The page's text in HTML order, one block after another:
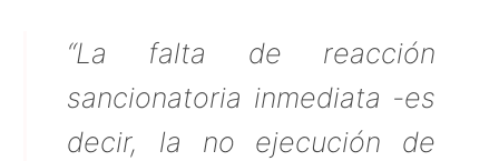
“La falta de reacción
sancionatoria inmediata -es
decir, la no ejecución de